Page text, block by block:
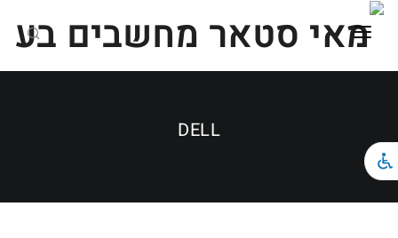
ראשי
מחשבים ניידים
מחשבים נייחים וגיימינג
DELL